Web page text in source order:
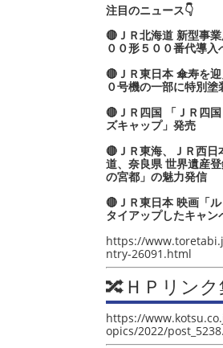
注目のニュース👇
🔴ＪＲ北海道 新型事
００形５００番代導入
🔴ＪＲ東日本 傘寿を
０号機の一部に特別塗
🔴ＪＲ四国 「ＪＲ四
ズキャップ」発売
🔴ＪＲ東海、ＪＲ西日
道、奈良県 世界遺産
の宮都」の魅力発信
🔴ＪＲ東日本 映画「
タイアップしたキャン
https://
ntry-26091.html
🔀ＨＰリンク
https://
opics/2022/